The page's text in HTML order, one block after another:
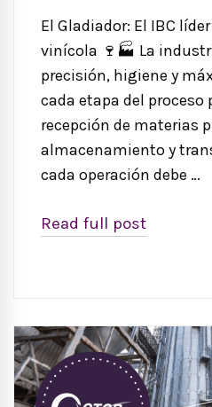
El Gladiador: El IBC
vinícola 🍷🏭 La
precisión, higiene y
cada etapa del proceso
recepción de materias
almacenamiento y
cada operación debe …
Read full post